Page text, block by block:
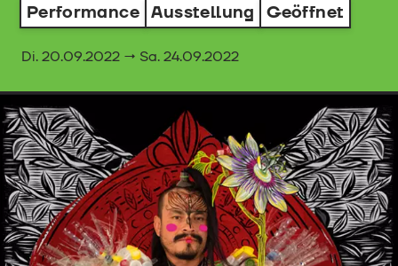
Performance Ausstellung Geöffnet
Di. 20.09.2022 → Sa. 24.09.2022